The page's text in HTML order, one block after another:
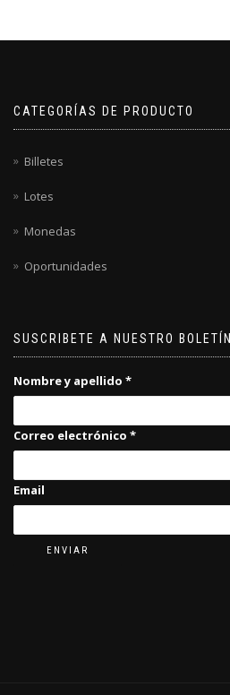
CATEGORÍAS DE PRODUCTO
Billetes
Lotes
Monedas
Oportunidades
SUSCRIBETE A NUESTRO BOLETÍN
Nombre y apellido *
Correo electrónico *
Email
ENVIAR